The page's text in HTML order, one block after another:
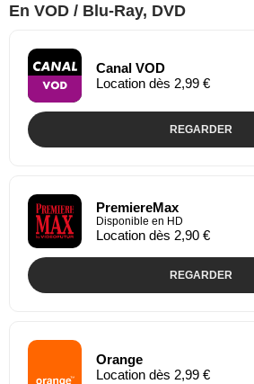
En VOD / Blu-Ray, DVD
Canal VOD
Location dès 2,99 €
REGARDER
PremiereMax
Disponible en HD
Location dès 2,90 €
REGARDER
Orange
Location dès 2,99 €